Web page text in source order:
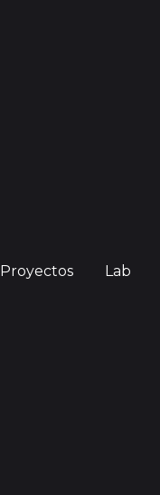
Proyectos Lab